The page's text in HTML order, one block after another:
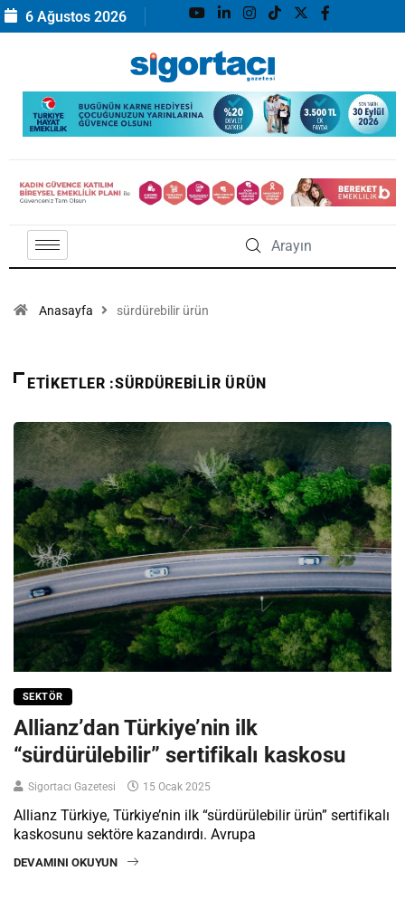
6 Ağustos 2026
Anasayfa sürdürebilir ürün
ETIKETLER :SÜRDÜREBILIR ÜRÜN
SEKTÖR
Allianz’dan Türkiye’nin ilk
“sürdürülebilir” sertifikalı kaskosu
Sigortacı Gazetesi 15 Ocak 2025
Allianz Türkiye, Türkiye’nin ilk “sürdürülebilir ürün” sertifikalı
kaskosunu sektöre kazandırdı. Avrupa
DEVAMINI OKUYUN